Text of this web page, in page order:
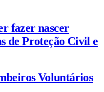
fazer nascer
de Proteção Civil e
Voluntários